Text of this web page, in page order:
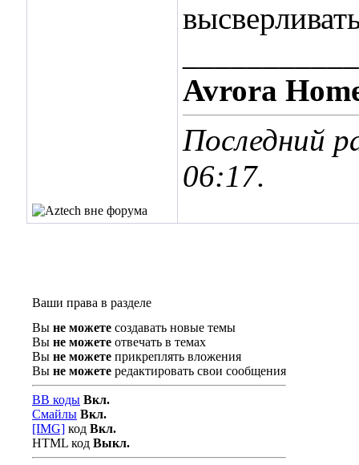
Avrora
Последний
06:17.
Ваши права в разделе
Вы не можете создавать новые темы
Вы не можете отвечать в темах
Вы не можете прикреплять вложения
Вы не можете редактировать свои сообщения
BB коды Вкл.
Смайлы Вкл.
[IMG] код Вкл.
HTML код Выкл.